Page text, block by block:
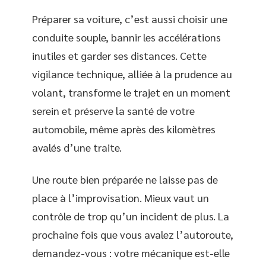
Préparer sa voiture, c’est aussi choisir une
conduite souple, bannir les accélérations
inutiles et garder ses distances. Cette
vigilance technique, alliée à la prudence au
volant, transforme le trajet en un moment
serein et préserve la santé de votre
automobile, même après des kilomètres
avalés d’une traite.
Une route bien préparée ne laisse pas de
place à l’improvisation. Mieux vaut un
contrôle de trop qu’un incident de plus. La
prochaine fois que vous avalez l’autoroute,
demandez-vous : votre mécanique est-elle